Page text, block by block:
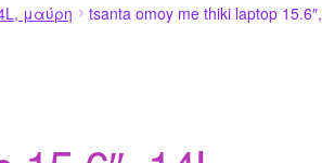
μαύρη
tsanta omoy me thiki laptop 15.6″,